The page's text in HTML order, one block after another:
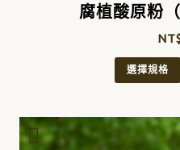
腐植酸原粉
選擇規格